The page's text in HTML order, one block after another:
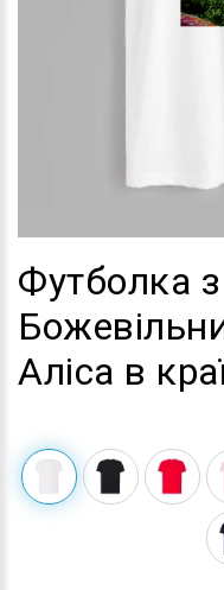
Футболка
Аліса в